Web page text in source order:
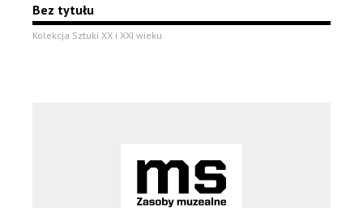
Bez tytułu
Kolekcja Sztuki XX i XXI wieku